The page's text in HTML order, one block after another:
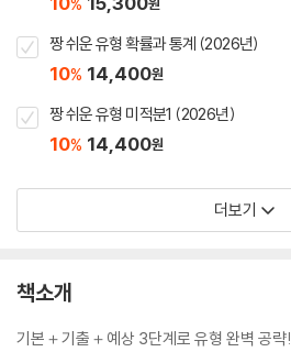
짱 쉬운 유형 확률과 통계 (2026년)
10% 14,400원
짱 쉬운 유형 미적분1 (2026년)
10% 14,400원
더보기
책소개
기본＋기출＋예상 3단계로 유형 완벽 공략!